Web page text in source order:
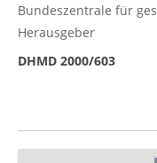
Bundeszentrale für
Herausgeber
DHMD 2000/603